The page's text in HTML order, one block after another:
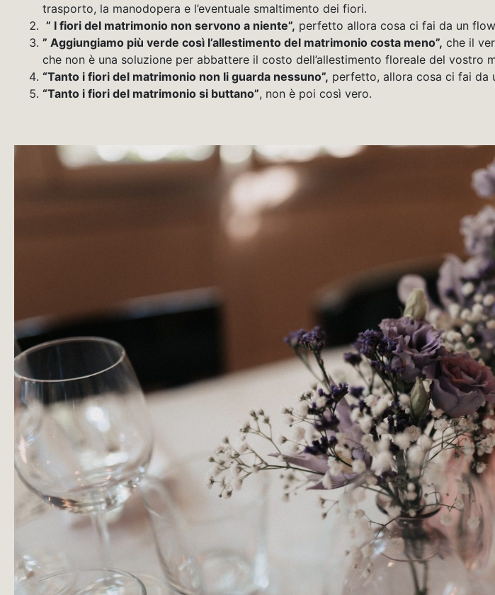
trasporto, la manodopera e l’eventuale smaltimento dei fiori.
” I fiori del matrimonio non servono a niente”, perfetto allora cosa ci fai da un
” Aggiungiamo più verde così l’allestimento del matrimonio costa meno”, che il
che non è una soluzione per abbattere il costo dell’allestimento floreale del vostro
“Tanto i fiori del matrimonio non li guarda nessuno”, perfetto, allora cosa ci fai da
“Tanto i fiori del matrimonio si buttano”, non è poi così vero.